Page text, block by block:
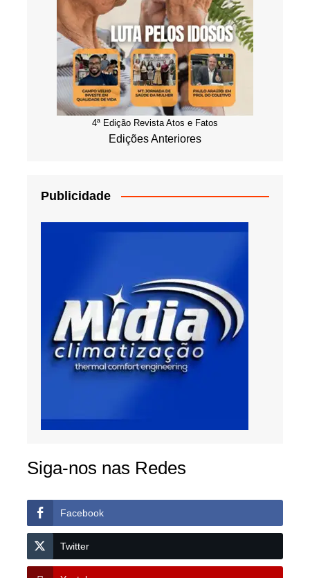
4ª Edição Revista Atos e Fatos
Edições Anteriores
Publicidade
Siga-nos nas Redes
Facebook
Twitter